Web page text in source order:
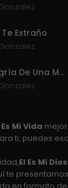
Extraño
La Alegría De Una Madre
Mi Vida
ti, puedes
El Es Mi Dios
te